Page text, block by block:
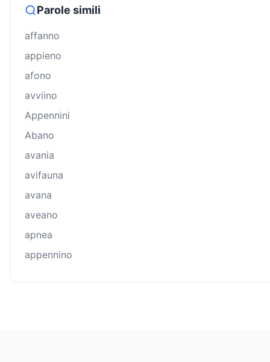
Parole simili
affanno
appieno
afono
avviino
Appennini
Abano
avania
avifauna
avana
aveano
apnea
appennino